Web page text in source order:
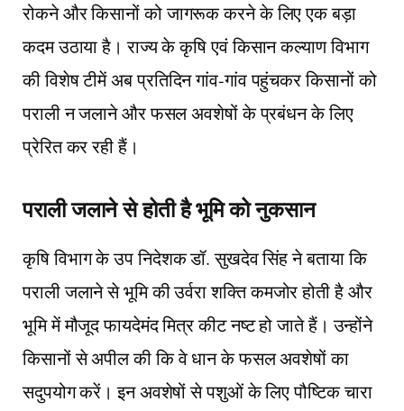
रोकने और किसानों को जागरूक करने के लिए एक बड़ा
कदम उठाया है। राज्य के कृषि एवं किसान कल्याण विभाग
की विशेष टीमें अब प्रतिदिन गांव-गांव पहुंचकर किसानों को
पराली न जलाने और फसल अवशेषों के प्रबंधन के लिए
प्रेरित कर रही हैं।
पराली जलाने से होती है भूमि को नुकसान
कृषि विभाग के उप निदेशक डॉ. सुखदेव सिंह ने बताया कि
पराली जलाने से भूमि की उर्वरा शक्ति कमजोर होती है और
भूमि में मौजूद फायदेमंद मित्र कीट नष्ट हो जाते हैं। उन्होंने
किसानों से अपील की कि वे धान के फसल अवशेषों का
सदुपयोग करें। इन अवशेषों से पशुओं के लिए पौष्टिक चारा